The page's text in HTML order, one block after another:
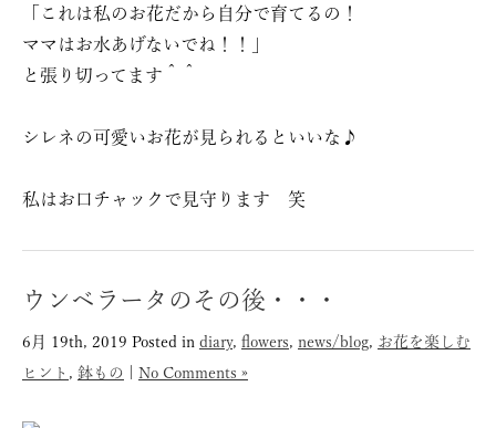
「これは私のお花だから自分で育てるの！
ママはお水あげないでね！！」
と張り切ってます＾＾
シレネの可愛いお花が見られるといいな♪
私はお口チャックで見守ります 笑
ウンベラータのその後・・・
6月 19th, 2019 Posted in diary, flowers, news/blog, お花を楽しむ
ヒント , 鉢もの No Comments »